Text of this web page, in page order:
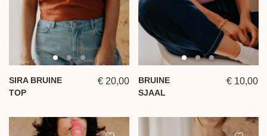
SIRA BRUINE
TOP
€ 20,00
BRUINE
SJAAL
€ 10,00